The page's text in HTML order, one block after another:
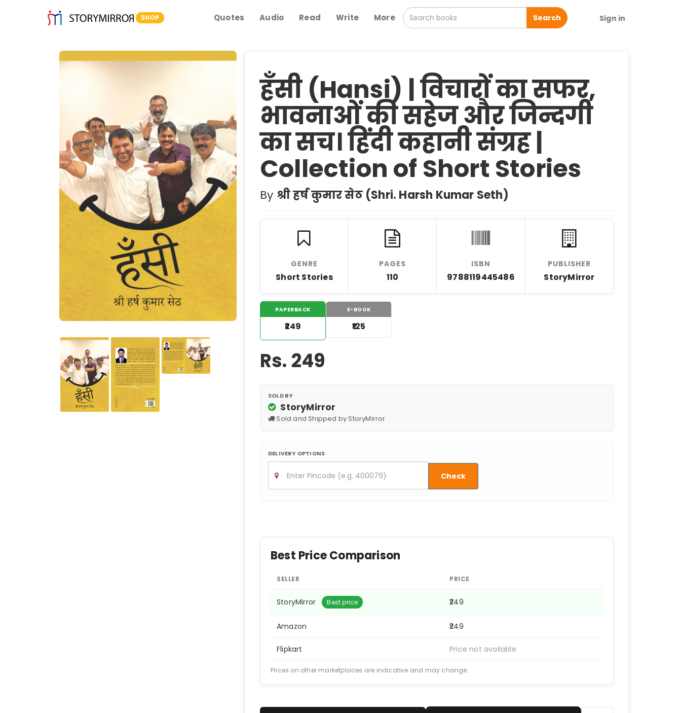
SHOP Quotes Audio Read Write More Search Sign in
हँसी (Hansi) | विचारों का सफर,
भावनाओं की सहेज और जिन्दगी
का सच। हिंदी कहानी संग्रह |
Collection of Short Stories
By श्री हर्ष कुमार सेठ (Shri. Harsh Kumar Seth)
GENRE
Short Stories
PAGES
110
ISBN
9788119445486
PUBLISHER
StoryMirror
PAPERBACK
₹249
E-BOOK
₹125
Rs. 249
SOLD BY
StoryMirror
Sold and Shipped by StoryMirror
DELIVERY OPTIONS
Check
Best Price Comparison
SELLER PRICE
StoryMirror Best price ₹249
Amazon ₹249
Flipkart Price not available
Prices on other marketplaces are indicative and may change.